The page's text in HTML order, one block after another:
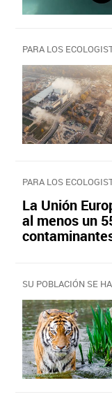
PARA LOS
PARA LOS
La Unión
al menos un
SU POBLACIÓN SE